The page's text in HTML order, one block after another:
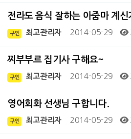
전라도 음식 잘하는 아줌마 계
구인 최고관리자 2014-05-29
찌부부르 집기사 구해요~
구인 최고관리자 2014-05-29
영어회화 선생님 구합니다.
구인 최고관리자 2014-05-29